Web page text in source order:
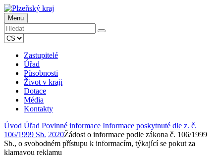
Menu
Zastupitelé
Úřad
Působnosti
Život v kraji
Dotace
Média
Kontakty
Úvod Úřad Povinné informace Informace poskytnuté dle z. č.
106/1999 Sb. 2020Žádost o informace podle zákona č. 106/1999
Sb., o svobodném přístupu k informacím, týkající se pokut za
klamavou reklamu